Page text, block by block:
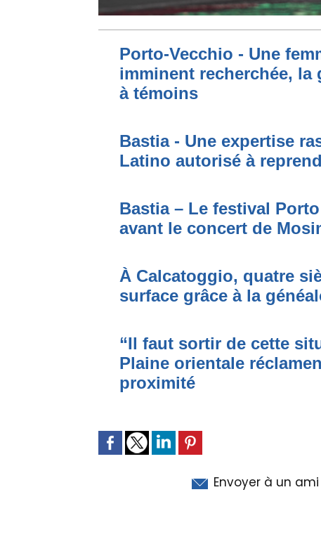
Porto-Vecchio - Une
imminent recherchée, la
à témoins
Bastia - Une expertise
Latino autorisé à
Bastia – Le festival
avant le concert de
À Calcatoggio, quatre
surface grâce à la
“Il faut sortir de cette
Plaine orientale
proximité
Envoyer à un ami